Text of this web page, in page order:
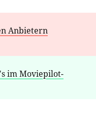
Anbietern
im Moviepilot-